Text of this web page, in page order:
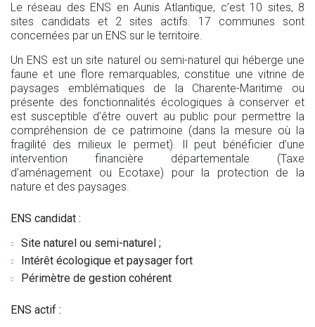
Le réseau des ENS en Aunis Atlantique, c’est 10 sites, 8
sites candidats et 2 sites actifs. 17 communes sont
concernées par un ENS sur le territoire.
Un ENS est un site naturel ou semi-naturel qui héberge une
faune et une flore remarquables, constitue une vitrine de
paysages emblématiques de la Charente-Maritime ou
présente des fonctionnalités écologiques à conserver et
est susceptible d’être ouvert au public pour permettre la
compréhension de ce patrimoine (dans la mesure où la
fragilité des milieux le permet). Il peut bénéficier d’une
intervention financière départementale (Taxe
d’aménagement ou Ecotaxe) pour la protection de la
nature et des paysages.
ENS candidat :
Site naturel ou semi-naturel ;
Intérêt écologique et paysager fort
Périmètre de gestion cohérent
ENS actif :